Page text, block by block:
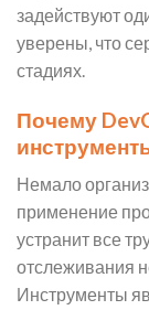
задействуют
уверены, что
стадиях.
Почему
Немало
применение
устранит все
отслеживания
Инструменты